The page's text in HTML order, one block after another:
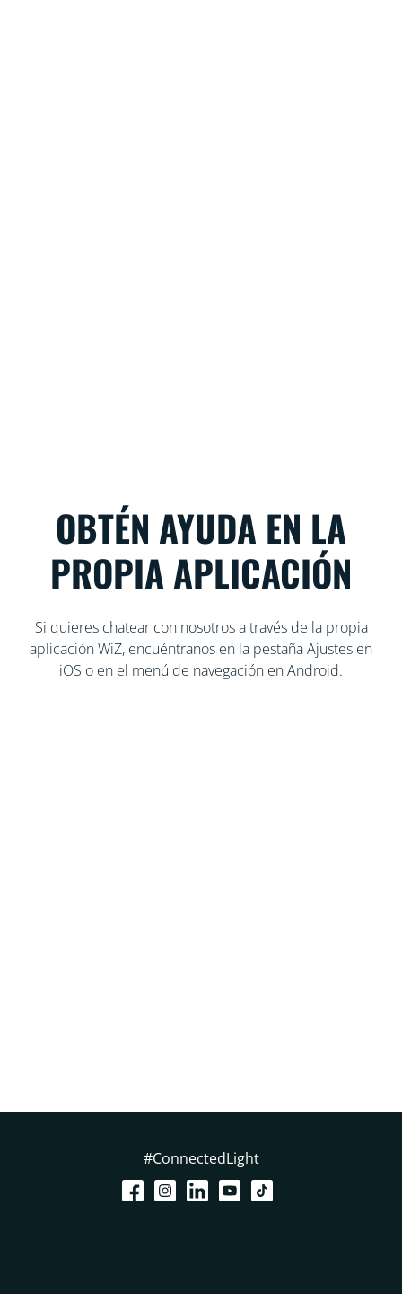
OBTÉN AYUDA EN LA
PROPIA APLICACIÓN
Si quieres chatear con nosotros a través de la propia
aplicación WiZ, encuéntranos en la pestaña Ajustes en
iOS o en el menú de navegación en Android.
#ConnectedLight